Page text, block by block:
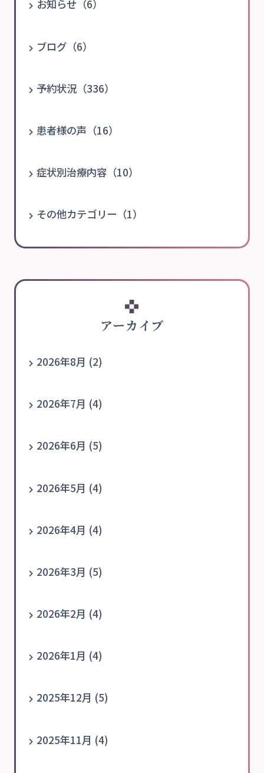
お知らせ（6）
ブログ（6）
予約状況（336）
患者様の声（16）
症状別治療内容（10）
その他カテゴリー（1）
アーカイブ
2026年8月 (2)
2026年7月 (4)
2026年6月 (5)
2026年5月 (4)
2026年4月 (4)
2026年3月 (5)
2026年2月 (4)
2026年1月 (4)
2025年12月 (5)
2025年11月 (4)